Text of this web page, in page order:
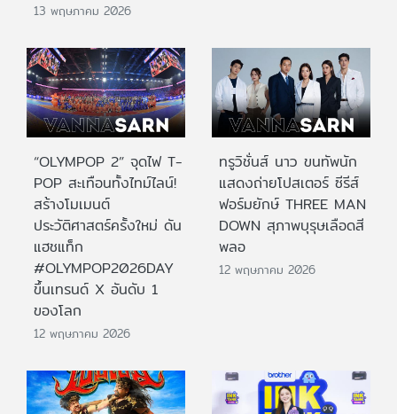
13 พฤษภาคม 2026
“OLYMPOP 2” จุดไฟ T-
POP สะเทือนทั้งไทม์ไลน์!
สร้างโมเมนต์
ประวัติศาสตร์ครั้งใหม่ ดัน
แฮชแท็ก
#OLYMPOP2026DAY
ขึ้นเทรนด์ X อันดับ 1
ของโลก
12 พฤษภาคม 2026
ทรูวิชั่นส์ นาว ขนทัพนัก
แสดงถ่ายโปสเตอร์ ซีรีส์
ฟอร์มยักษ์ THREE MAN
DOWN สุภาพบุรุษเลือดสี
พลอ
12 พฤษภาคม 2026